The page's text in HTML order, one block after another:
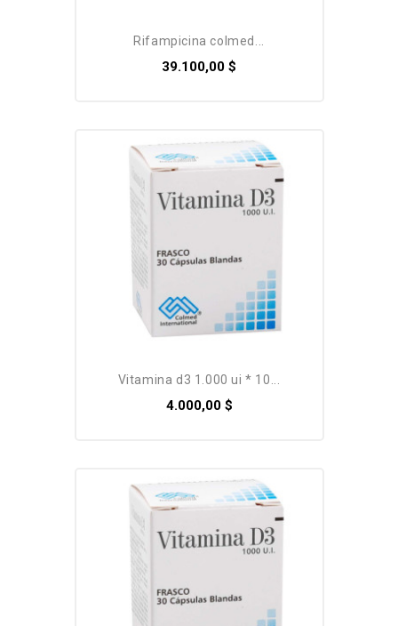
rifampicina colmed...
39.100,00 $
vitamina d3 1.000 ui * 10...
4.000,00 $